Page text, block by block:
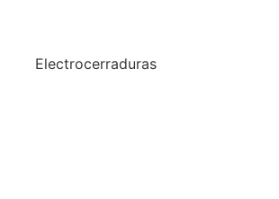
Electrocerraduras